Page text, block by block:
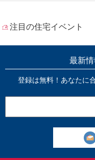
注目の住宅イベント
最新
登録は無料！あなたに